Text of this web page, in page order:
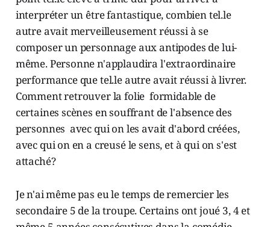
interpréter un être fantastique, combien tel.le
autre avait merveilleusement réussi à se
composer un personnage aux antipodes de lui-
même. Personne n'applaudira l'extraordinaire
performance que tel.le autre avait réussi à livrer.
Comment retrouver la folie formidable de
certaines scènes en souffrant de l'absence des
personnes avec qui on les avait d'abord créées,
avec qui on en a creusé le sens, et à qui on s'est
attaché?
Je n'ai même pas eu le temps de remercier les
secondaire 5 de la troupe. Certains ont joué 3, 4 et